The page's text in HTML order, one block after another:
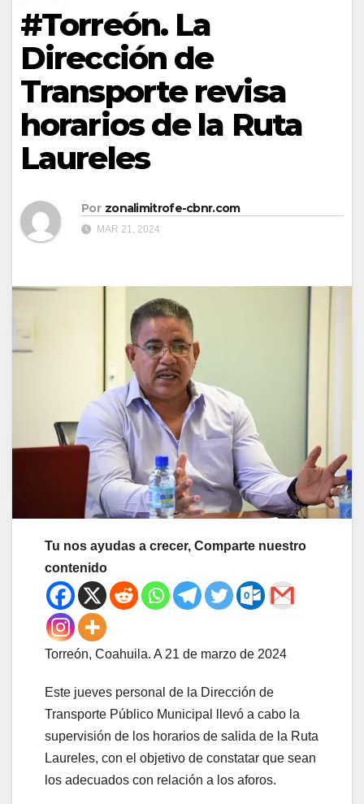
#Torreón. La
Dirección de
Transporte revisa
horarios de la Ruta
Laureles
Por zonalimitrofe-cbnr.com
MAR 21, 2024
Tu nos ayudas a crecer, Comparte nuestro
contenido
Torreón, Coahuila. A 21 de marzo de 2024
Este jueves personal de la Dirección de
Transporte Público Municipal llevó a cabo la
supervisión de los horarios de salida de la Ruta
Laureles, con el objetivo de constatar que sean
los adecuados con relación a los aforos.